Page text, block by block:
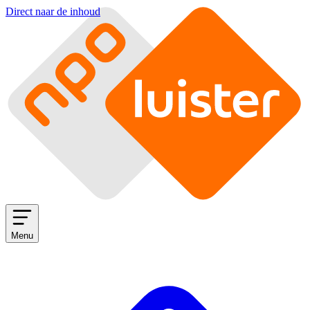
Direct naar de inhoud
Menu